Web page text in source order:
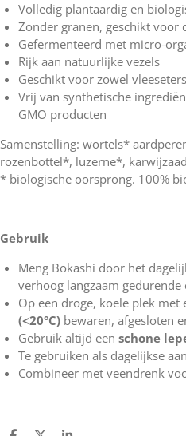
Volledig plantaardig en
Zonder granen, geschikt voor
Gefermenteerd met micro-
Rijk aan natuurlijke vezels
Geschikt voor zowel
Vrij van synthetische
GMO producten
Samenstelling: wortels*
rozenbottel*, luzerne*,
* biologische oorsprong. 100%
Gebruik
Meng Bokashi door het
verhoog langzaam
Op een droge, koele plek met
(<20°C) bewaren, afgesloten
Gebruik altijd een schone
Te gebruiken als dagelijkse
Combineer met veendrenk